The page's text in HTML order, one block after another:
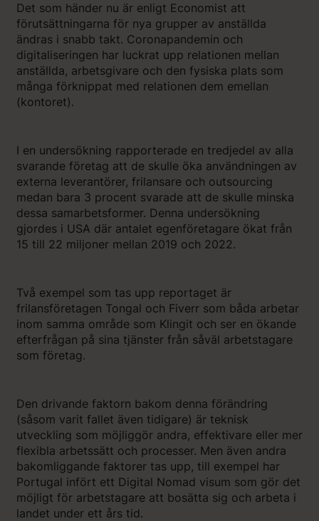
Det som händer nu är enligt Economist att
förutsättningarna för nya grupper av anställda
ändras i snabb takt. Coronapandemin och
digitaliseringen har luckrat upp relationen mellan
anställda, arbetsgivare och den fysiska plats som
många förknippat med relationen dem emellan
(kontoret).
I en undersökning rapporterade en tredjedel av alla
svarande företag att de skulle öka användningen av
externa leverantörer, frilansare och outsourcing
medan bara 3 procent svarade att de skulle minska
dessa samarbetsformer. Denna undersökning
gjordes i USA där antalet egenföretagare ökat från
15 till 22 miljoner mellan 2019 och 2022.
Två exempel som tas upp reportaget är
frilansföretagen Tongal och Fiverr som båda arbetar
inom samma område som Klingit och ser en ökande
efterfrågan på sina tjänster från såväl arbetstagare
som företag.
Den drivande faktorn bakom denna förändring
(såsom varit fallet även tidigare) är teknisk
utveckling som möjliggör andra, effektivare eller mer
flexibla arbetssätt och processer. Men även andra
bakomliggande faktorer tas upp, till exempel har
Portugal infört ett Digital Nomad visum som gör det
möjligt för arbetstagare att bosätta sig och arbeta i
landet under ett års tid.